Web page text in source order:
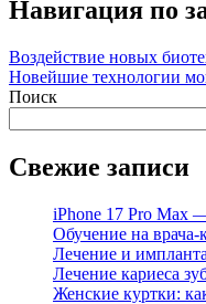
Навигация по
Воздействие новых
Новейшие технологии
Поиск
Свежие записи
iPhone 17 Pro Max
Обучение на врача-
Лечение и
Лечение кариеса
Женские куртки: